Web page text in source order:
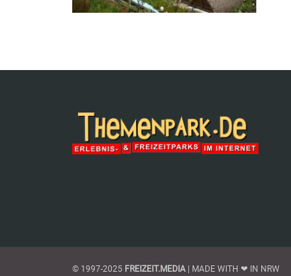
© 1997-2025 FREIZEIT.MEDIA | MADE WITH ❤ IN NRW